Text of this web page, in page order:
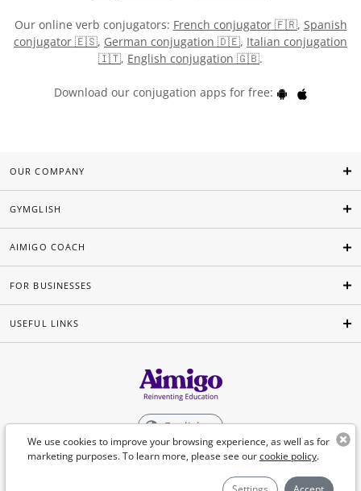
Our online verb conjugators: French conjugator 🇫🇷, Spanish
conjugator 🇪🇸, German conjugation 🇩🇪, Italian conjugation
🇮🇹, English conjugation 🇬🇧.
Download our conjugation apps for free:
We use cookies to improve your browsing experience, as well as for
marketing purposes. To learn more, please see ourcookie policy.
OUR COMPANY
GYMGLISH
AIMIGO COACH
FOR BUSINESSES
USEFUL LINKS
English
©Aimigo 2026